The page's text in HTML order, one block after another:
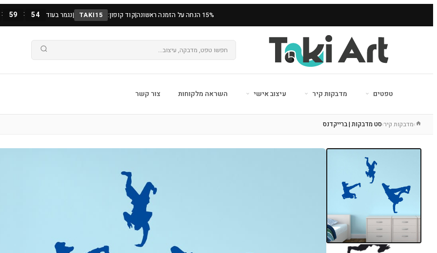
15% הנחה על הזמנה ראשונה |קוד קופון: TAKI15
|נגמר בעוד : 59 : 53
טפטים מדבקות קיר עיצוב אישי השראה מלקוחות צור קשר
›מדבקות קיר›סט מדבקות | ברייקדנס